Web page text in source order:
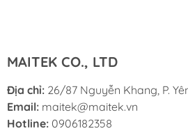
MAITEK CO., LTD
Địa chỉ: 26/87 Nguyễn Khang, P.
Email: maitek@maitek.vn
Hotline: 0906182358